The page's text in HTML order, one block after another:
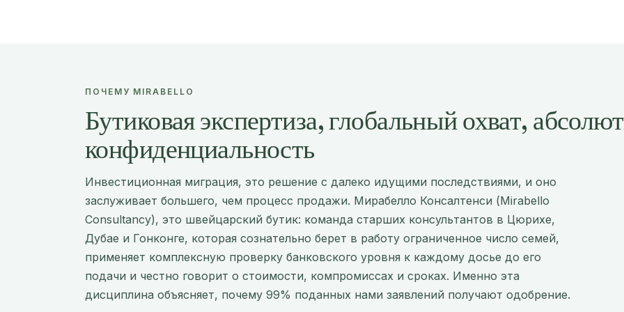
ПОЧЕМУ MIRABELLO
Бутиковая экспертиза, глобальный охват,
конфиденциальность
Инвестиционная миграция, это решение с далеко идущими последствиями, и оно
заслуживает большего, чем процесс продажи. Мирабелло Консалтенси (Mirabello
Consultancy), это швейцарский бутик: команда старших консультантов в Цюрихе,
Дубае и Гонконге, которая сознательно берет в работу ограниченное число семей,
применяет комплексную проверку банковского уровня к каждому досье до его
подачи и честно говорит о стоимости, компромиссах и сроках. Именно эта
дисциплина объясняет, почему 99% поданных нами заявлений получают одобрение.